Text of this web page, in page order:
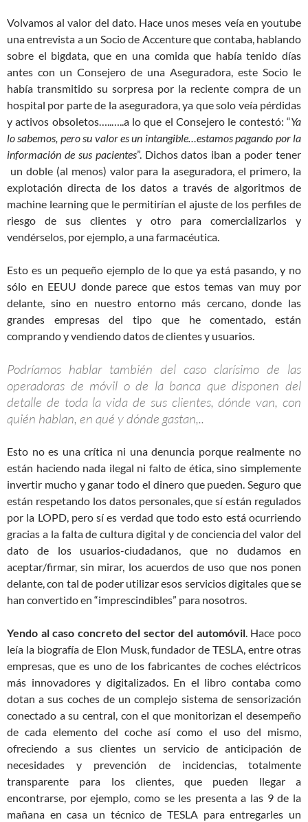
Volvamos al valor del dato. Hace unos meses veía en youtube
una entrevista a un Socio de Accenture que contaba, hablando
sobre el bigdata, que en una comida que había tenido días
antes con un Consejero de una Aseguradora, este Socio le
había transmitido su sorpresa por la reciente compra de un
hospital por parte de la aseguradora, ya que solo veía pérdidas
y activos obsoletos…..…..a lo que el Consejero le contestó: “Ya
lo sabemos, pero su valor es un intangible…estamos pagando por la
información de sus pacientes”. Dichos datos iban a poder tener
un doble (al menos) valor para la aseguradora, el primero, la
explotación directa de los datos a través de algoritmos de
machine learning que le permitirían el ajuste de los perfiles de
riesgo de sus clientes y otro para comercializarlos y
vendérselos, por ejemplo, a una farmacéutica.
Esto es un pequeño ejemplo de lo que ya está pasando, y no
sólo en EEUU donde parece que estos temas van muy por
delante, sino en nuestro entorno más cercano, donde las
grandes empresas del tipo que he comentado, están
comprando y vendiendo datos de clientes y usuarios.
Podríamos hablar también del caso clarísimo de las
operadoras de móvil o de la banca que disponen del
detalle de toda la vida de sus clientes, dónde van, con
quién hablan, en qué y dónde gastan,..
Esto no es una crítica ni una denuncia porque realmente no
están haciendo nada ilegal ni falto de ética, sino simplemente
invertir mucho y ganar todo el dinero que pueden. Seguro que
están respetando los datos personales, que sí están regulados
por la LOPD, pero sí es verdad que todo esto está ocurriendo
gracias a la falta de cultura digital y de conciencia del valor del
dato de los usuarios-ciudadanos, que no dudamos en
aceptar/firmar, sin mirar, los acuerdos de uso que nos ponen
delante, con tal de poder utilizar esos servicios digitales que se
han convertido en “imprescindibles” para nosotros.
Yendo al caso concreto del sector del automóvil. Hace poco
leía la biografía de Elon Musk, fundador de TESLA, entre otras
empresas, que es uno de los fabricantes de coches eléctricos
más innovadores y digitalizados. En el libro contaba como
dotan a sus coches de un complejo sistema de sensorización
conectado a su central, con el que monitorizan el desempeño
de cada elemento del coche así como el uso del mismo,
ofreciendo a sus clientes un servicio de anticipación de
necesidades y prevención de incidencias, totalmente
transparente para los clientes, que pueden llegar a
encontrarse, por ejemplo, como se les presenta a las 9 de la
mañana en casa un técnico de TESLA para entregarles un